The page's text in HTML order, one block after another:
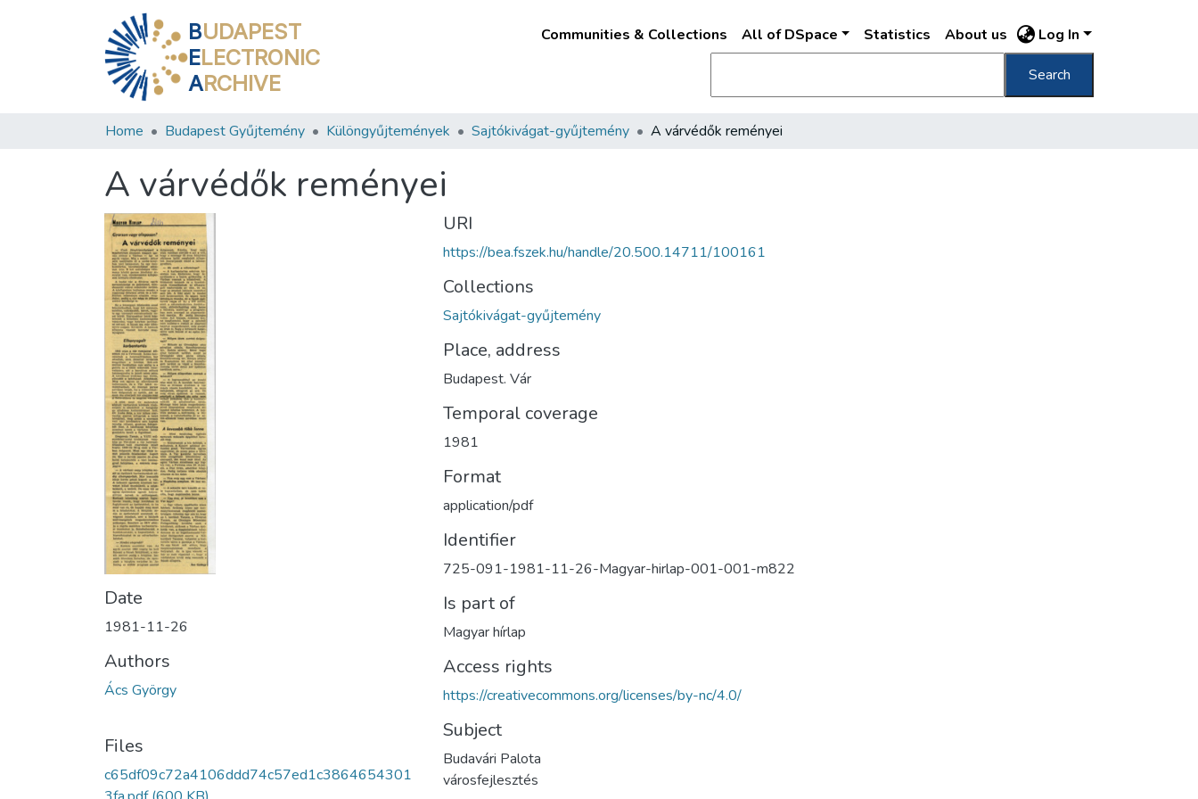
BUDAPEST
ELECTRONIC
ARCHIVE
Communities & Collections All of DSpace Statistics About us Log In
Search
Home Budapest Gyűjtemény Különgyűjtemények Sajtókivágat-gyűjtemény A várvédők reményei
A várvédők reményei
Date
1981-11-26
Authors
Ács György
Files
c65df09c72a4106ddd74c57ed1c3864654301
URI
https://bea.fszek.hu/handle/20.500.14711/100161
Collections
Sajtókivágat-gyűjtemény
Place, address
Budapest. Vár
Temporal coverage
1981
Format
application/pdf
Identifier
725-091-1981-11-26-Magyar-hirlap-001-001-m822
Is part of
Magyar hírlap
Access rights
https://creativecommons.org/licenses/by-nc/4.0/
Subject
Budavári Palota
városfejlesztés